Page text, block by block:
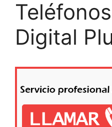
Digital